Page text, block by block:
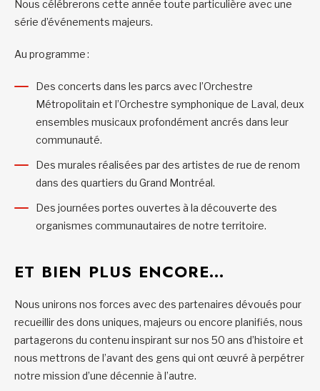
Nous célébrerons cette année toute particulière avec une
série d’événements majeurs.
Au programme :
Des concerts dans les parcs avec l’Orchestre
Métropolitain et l’Orchestre symphonique de Laval, deux
ensembles musicaux profondément ancrés dans leur
communauté.
Des murales réalisées par des artistes de rue de renom
dans des quartiers du Grand Montréal.
Des journées portes ouvertes à la découverte des
organismes communautaires de notre territoire.
ET BIEN PLUS ENCORE…
Nous unirons nos forces avec des partenaires dévoués pour
recueillir des dons uniques, majeurs ou encore planifiés, nous
partagerons du contenu inspirant sur nos 50 ans d’histoire et
nous mettrons de l’avant des gens qui ont œuvré à perpétrer
notre mission d’une décennie à l’autre.